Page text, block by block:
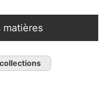
matières